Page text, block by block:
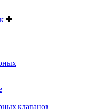
клапанов